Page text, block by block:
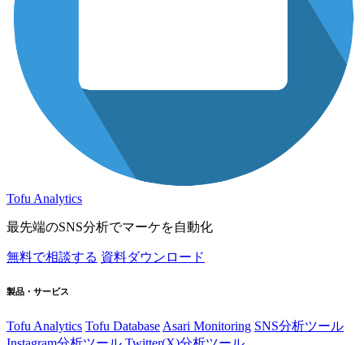
Tofu Analytics
最先端のSNS分析でマーケを自動化
無料で相談する 資料ダウンロード
製品・サービス
Tofu Analytics Tofu Database Asari Monitoring SNS分析ツール